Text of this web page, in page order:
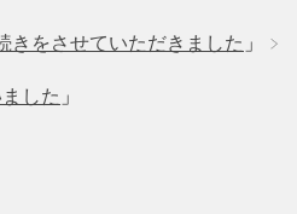
きをさせていただきました 」
した 」